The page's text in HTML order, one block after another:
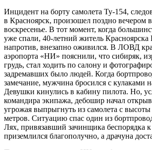
Инцидент на борту самолета Ту-154,
в Красноярск, произошел поздно вечером
воскресенье. В тот момент, когда
уже спали, 40-летний житель Красноярска
напротив, внезапно оживился. В ЛОВД
аэропорта «НИ» пояснили, что сибиряк,
грудь, стал ходить по салону и
задремавших было людей. Когда
замечание, мужчина бросился с кулаками
Девушки кинулись в кабину пилота. Но,
командира экипажа, дебошир начал
угрожая выпрыгнуть из самолета с высоты
метров. Ситуацию спас один из
Лях, привязавший зачинщика беспорядка
приземлился благополучно, а драчуна